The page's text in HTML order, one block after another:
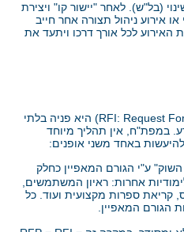
(בל"ש). לאחר "יישור קו" ויצירת
או אירוע ניהול תצורה אחר חייב
לכל אורך דרכו ויתעד את
(RFI: Request היא פניה בלתי
במפת"ח, אין תהליך מיוחד
באחד משני אופנים:
ע"י הגורם המאפיין כחלק
אחרות: ראיון המשתמשים,
קריאת ספרות מקצועית ועוד. כל
הגורם המאפיין.